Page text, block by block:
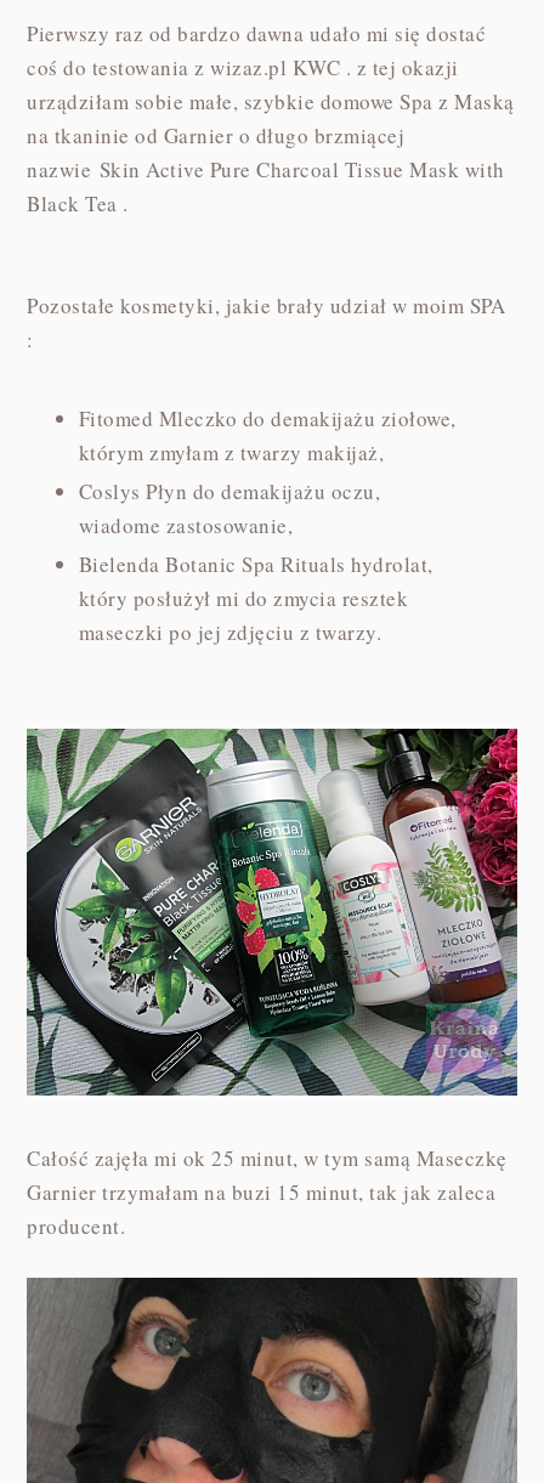
Pierwszy raz od bardzo dawna udało mi się dostać
coś do testowania z wizaz.pl KWC . z tej okazji
urządziłam sobie małe, szybkie domowe Spa z Maską
na tkaninie od Garnier o długo brzmiącej
nazwie Skin Active Pure Charcoal Tissue Mask with
Black Tea .
Pozostałe kosmetyki, jakie brały udział w moim SPA
:
Fitomed Mleczko do demakijażu ziołowe,
którym zmyłam z twarzy makijaż,
Coslys Płyn do demakijażu oczu,
wiadome zastosowanie,
Bielenda Botanic Spa Rituals hydrolat,
który posłużył mi do zmycia resztek
maseczki po jej zdjęciu z twarzy.
Całość zajęła mi ok 25 minut, w tym samą Maseczkę
Garnier trzymałam na buzi 15 minut, tak jak zaleca
producent.